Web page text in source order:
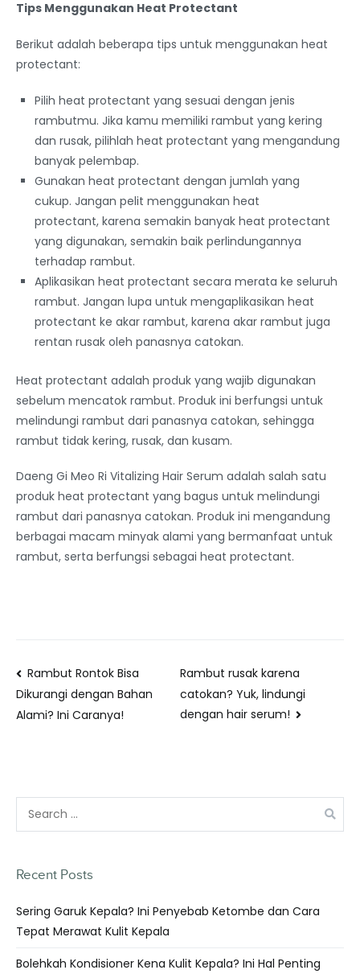
Tips Menggunakan Heat Protectant
Berikut adalah beberapa tips untuk menggunakan heat
protectant:
Pilih heat protectant yang sesuai dengan jenis
rambutmu. Jika kamu memiliki rambut yang kering
dan rusak, pilihlah heat protectant yang mengandung
banyak pelembap.
Gunakan heat protectant dengan jumlah yang
cukup. Jangan pelit menggunakan heat
protectant, karena semakin banyak heat protectant
yang digunakan, semakin baik perlindungannya
terhadap rambut.
Aplikasikan heat protectant secara merata ke seluruh
rambut. Jangan lupa untuk mengaplikasikan heat
protectant ke akar rambut, karena akar rambut juga
rentan rusak oleh panasnya catokan.
Heat protectant adalah produk yang wajib digunakan
sebelum mencatok rambut. Produk ini berfungsi untuk
melindungi rambut dari panasnya catokan, sehingga
rambut tidak kering, rusak, dan kusam.
Daeng Gi Meo Ri Vitalizing Hair Serum adalah salah satu
produk heat protectant yang bagus untuk melindungi
rambut dari panasnya catokan. Produk ini mengandung
berbagai macam minyak alami yang bermanfaat untuk
rambut, serta berfungsi sebagai heat protectant.
Rambut Rontok Bisa
Dikurangi dengan Bahan
Alami? Ini Caranya!
Rambut rusak karena
catokan? Yuk, lindungi
dengan hair serum!
Recent Posts
Sering Garuk Kepala? Ini Penyebab Ketombe dan Cara
Tepat Merawat Kulit Kepala
Bolehkah Kondisioner Kena Kulit Kepala? Ini Hal Penting